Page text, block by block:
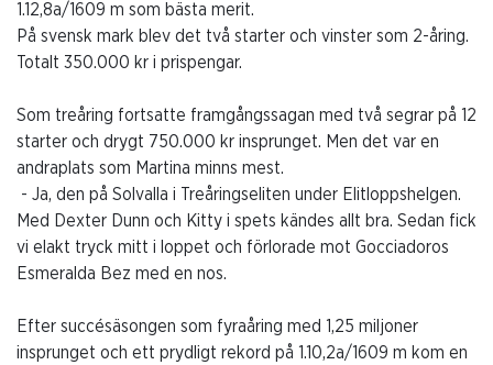
1.12,8a/1609 m som bästa merit.
På svensk mark blev det två starter och vinster som 2-åring.
Totalt 350.000 kr i prispengar.
Som treåring fortsatte framgångssagan med två segrar på 12
starter och drygt 750.000 kr insprunget. Men det var en
andraplats som Martina minns mest.
- Ja, den på Solvalla i Treåringseliten under Elitloppshelgen.
Med Dexter Dunn och Kitty i spets kändes allt bra. Sedan fick
vi elakt tryck mitt i loppet och förlorade mot Gocciadoros
Esmeralda Bez med en nos.
Efter succésäsongen som fyraåring med 1,25 miljoner
insprunget och ett prydligt rekord på 1.10,2a/1609 m kom en